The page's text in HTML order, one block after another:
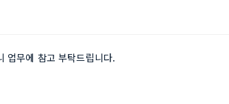
업무에 참고 부탁드립니다.